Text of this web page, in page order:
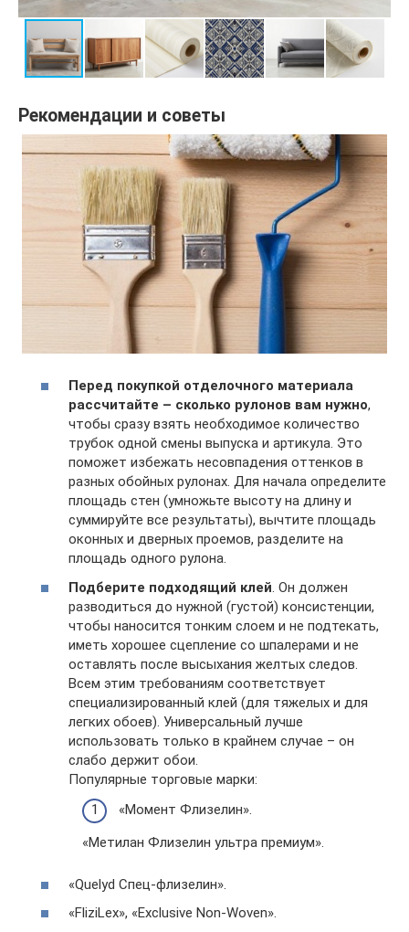
Рекомендации и советы
Перед покупкой отделочного материала
рассчитайте – сколько рулонов вам нужно,
чтобы сразу взять необходимое количество
трубок одной смены выпуска и артикула. Это
поможет избежать несовпадения оттенков в
разных обойных рулонах. Для начала определите
площадь стен (умножьте высоту на длину и
суммируйте все результаты), вычтите площадь
оконных и дверных проемов, разделите на
площадь одного рулона.
Подберите подходящий клей . Он должен
разводиться до нужной (густой) консистенции,
чтобы наносится тонким слоем и не подтекать,
иметь хорошее сцепление со шпалерами и не
оставлять после высыхания желтых следов.
Всем этим требованиям соответствует
специализированный клей (для тяжелых и для
легких обоев). Универсальный лучше
использовать только в крайнем случае – он
слабо держит обои.
Популярные торговые марки:
«Момент Флизелин».
«Метилан Флизелин ультра премиум».
«Quelyd Спец-флизелин».
«FliziLex», «Exclusive Non-Woven».